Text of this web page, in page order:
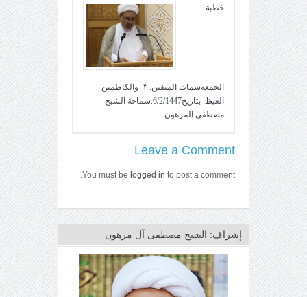
خطبة
الجمعةسمات المتقين: ٣- والكاظمين
الغيظ. بتاريخ6/2/1447.سماحة الشيخ
مصطفى المرهون
Leave a Comment
You must be logged in to post a comment.
إشراف: الشيخ مصطفى آل مرهون